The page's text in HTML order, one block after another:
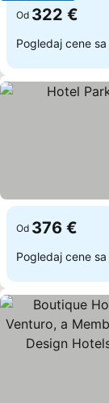
Od 322 €
Pogledaj cene sa
Od 376 €
Pogledaj cene sa